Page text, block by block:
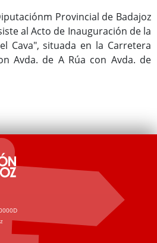
Provincial de Badajoz
al Acto de Inauguración de la
Cava", situada en la Carretera
Avda. de A Rúa con Avda. de